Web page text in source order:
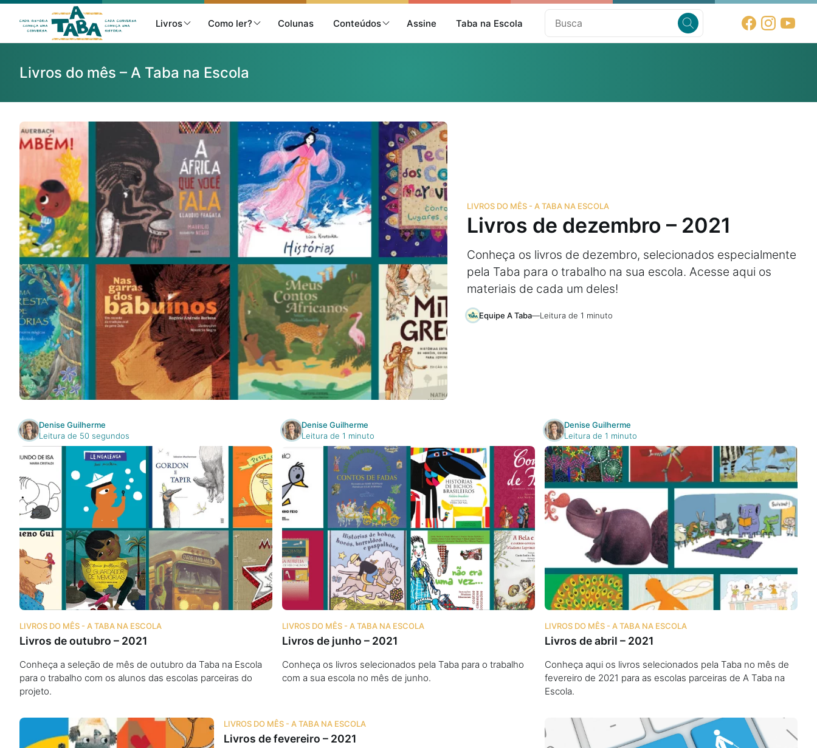
Livros Como ler? Colunas Conteúdos Assine Taba na Escola
Resenhas
Clube de Leitores
Listas
Como ler?
Na escola
Na família
Colunas
Conteúdos
Colecionáveis
Cursos On line
E-Books
Eventos
Podcast
Assine
Taba na Escola
Livros do mês – A Taba na Escola
LIVROS DO MÊS - A TABA NA ESCOLA
Livros de dezembro – 2021
Conheça os livros de dezembro, selecionados especialmente
pela Taba para o trabalho na sua escola. Acesse aqui os
materiais de cada um deles!
Equipe A Taba—Leitura de 1 minuto
Denise Guilherme
Leitura de 50 segundos
LIVROS DO MÊS - A TABA NA ESCOLA
Livros de outubro – 2021
Conheça a seleção de mês de outubro da Taba na Escola
para o trabalho com os alunos das escolas parceiras do
projeto.
Denise Guilherme
Leitura de 1 minuto
LIVROS DO MÊS - A TABA NA ESCOLA
Livros de junho – 2021
Conheça os livros selecionados pela Taba para o trabalho
com a sua escola no mês de junho.
Denise Guilherme
Leitura de 1 minuto
LIVROS DO MÊS - A TABA NA ESCOLA
Livros de abril – 2021
Conheça aqui os livros selecionados pela Taba no mês de
fevereiro de 2021 para as escolas parceiras de A Taba na
Escola.
LIVROS DO MÊS - A TABA NA ESCOLA
Livros de fevereiro – 2021